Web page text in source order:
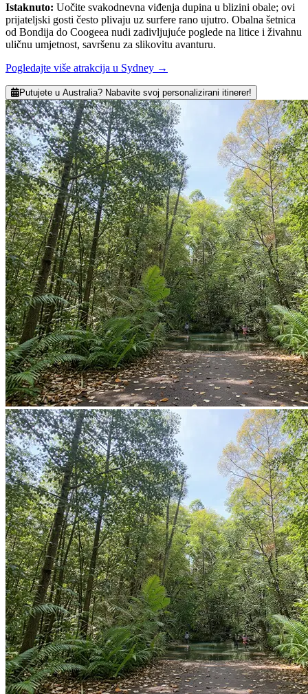
Istaknuto: Uočite svakodnevna viđenja dupina u blizini obale; ovi
prijateljski gosti često plivaju uz surfere rano ujutro. Obalna šetnica
od Bondija do Coogeea nudi zadivljujuće poglede na litice i živahnu
uličnu umjetnost, savršenu za slikovitu avanturu.
Pogledajte više atrakcija u Sydney →
Putujete u Australia? Nabavite svoj personalizirani itinerer!